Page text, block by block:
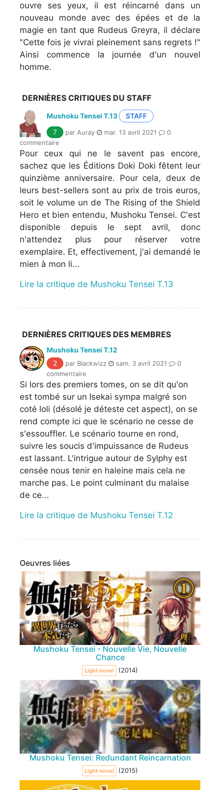
ouvre ses yeux, il est réincarné dans un
nouveau monde avec des épées et de la
magie en tant que Rudeus Greyra, il déclare
"Cette fois je vivrai pleinement sans regrets !"
Ainsi commence la journée d'un nouvel
homme.
DERNIÈRES CRITIQUES DU STAFF
Mushoku Tensei T.13
STAFF
7
par Auray mar. 13 avril 2021
0
commentaire
Pour ceux qui ne le savent pas encore,
sachez que les Éditions Doki Doki fêtent leur
quinzième anniversaire. Pour cela, deux de
leurs best-sellers sont au prix de trois euros,
soit le volume un de The Rising of the Shield
Hero et bien entendu, Mushoku Tensei. C'est
disponible depuis le sept avril, donc
n'attendez plus pour réserver votre
exemplaire. Et, effectivement, j'ai demandé le
mien à mon li...
Lire la critique de Mushoku Tensei T.13
DERNIÈRES CRITIQUES DES MEMBRES
Mushoku Tensei T.12
2
par Blackwizz sam. 3 avril 2021
0
commentaire
Si lors des premiers tomes, on se dit qu'on
est tombé sur un Isekai sympa malgré son
coté loli (désolé je déteste cet aspect), on se
rend compte ici que le scénario ne cesse de
s'essouffler. Le scénario tourne en rond,
suivre les soucis d'impuissance de Rudeus
est lassant. L'intrigue autour de Sylphy est
censée nous tenir en haleine mais cela ne
marche pas. Le point culminant du malaise
de ce...
Lire la critique de Mushoku Tensei T.12
Oeuvres liées
Mushoku Tensei - Nouvelle Vie, Nouvelle
Chance
Light novel (2014)
Mushoku Tensei: Redundant Reincarnation
Light novel (2015)